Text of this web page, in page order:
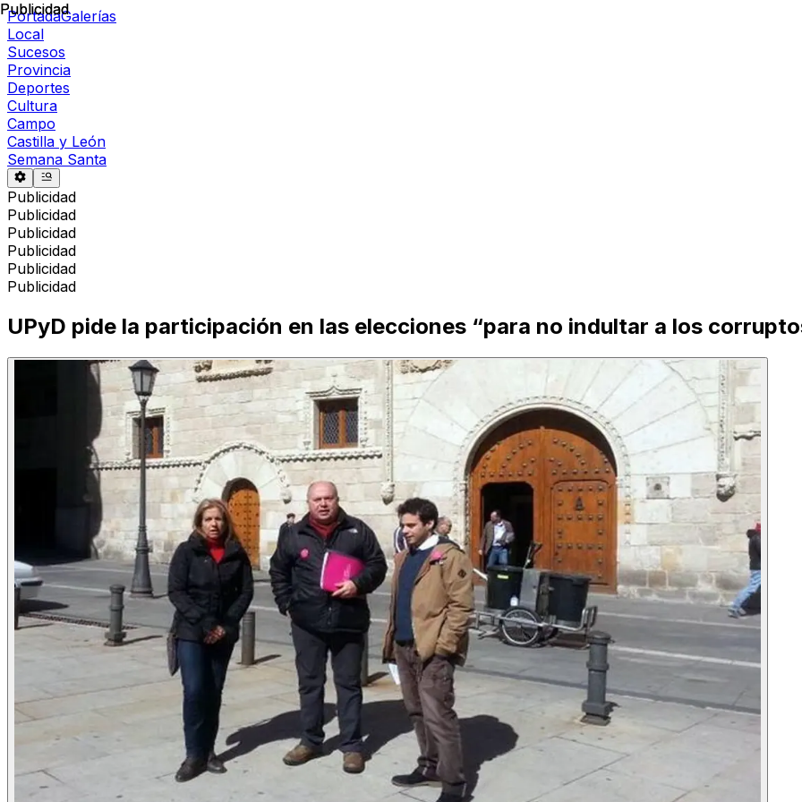
PortadaGalerías
Local
Sucesos
Provincia
Deportes
Cultura
Campo
Castilla y León
Semana Santa
Publicidad
Publicidad
Publicidad
Publicidad
Publicidad
Publicidad
Publicidad
UPyD pide la participación en las elecciones “para no indultar a los
Publicidad